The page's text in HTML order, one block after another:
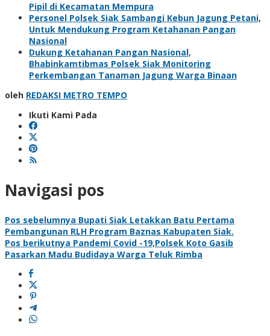
Pipil di Kecamatan Mempura
Personel Polsek Siak Sambangi Kebun Jagung Petani,
Untuk Mendukung Program Ketahanan Pangan
Nasional
Dukung Ketahanan Pangan Nasional,
Bhabinkamtibmas Polsek Siak Monitoring
Perkembangan Tanaman Jagung Warga Binaan
oleh REDAKSI METRO TEMPO
Ikuti Kami Pada
Navigasi pos
Pos sebelumnya Bupati Siak Letakkan Batu Pertama
Pembangunan RLH Program Baznas Kabupaten Siak.
Pos berikutnya Pandemi Covid -19,Polsek Koto Gasib
Pasarkan Madu Budidaya Warga Teluk Rimba